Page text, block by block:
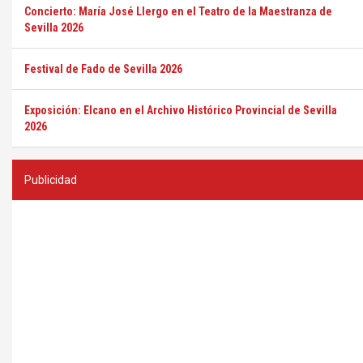
Concierto: María José Llergo en el Teatro de la Maestranza de
Sevilla 2026
Festival de Fado de Sevilla 2026
Exposición: Elcano en el Archivo Histórico Provincial de Sevilla
2026
Publicidad